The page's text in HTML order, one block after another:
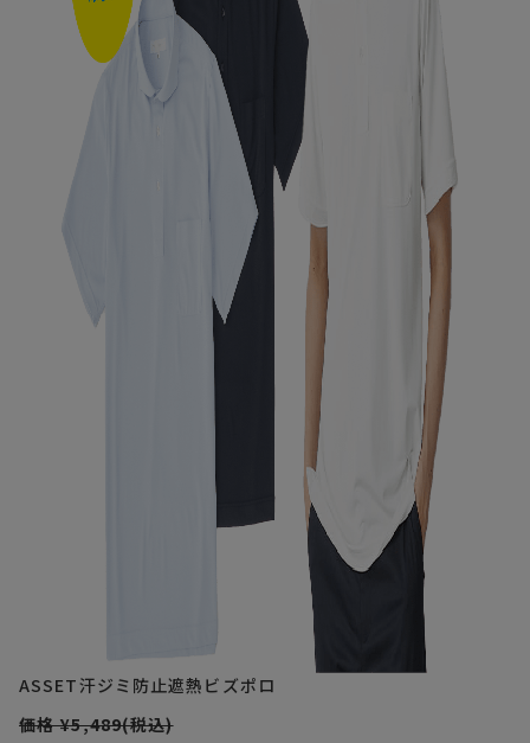
ASSET汗ジミ防止遮熱ビズポロ
価格 ¥5,489(税込)